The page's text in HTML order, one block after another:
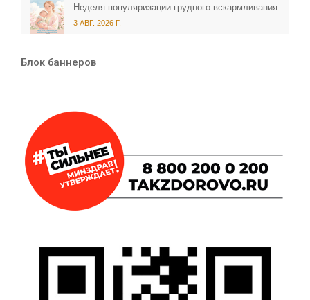
Неделя популяризации грудного вскармливания
3 АВГ. 2026 Г.
Блок баннеров